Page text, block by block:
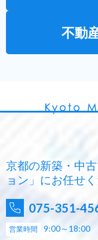
不動
京都の新築・中
ョン」にお任せく
075-351-
営業時間 9:00～18:00